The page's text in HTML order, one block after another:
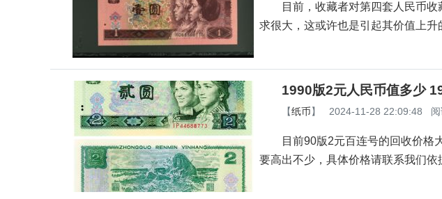
目前，收藏者对第四套人民币
求很大，这或许也是引起其价值上升
1990版2元人民币值多少
【纸币】 2024-11-28 22:09:48
目前90版2元百连号的回收价格
要高出不少，具体价格请联系我们依